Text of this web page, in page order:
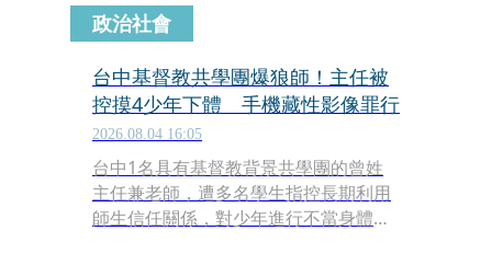
政治社會
台中基督教共學團爆狼師！主任被
控摸4少年下體 手機藏性影像罪行
2026.08.04 16:05
台中1名具有基督教背景共學團的曾姓
主任兼老師，遭多名學生指控長期利用
師生信任關係，對少年進行不當身體接